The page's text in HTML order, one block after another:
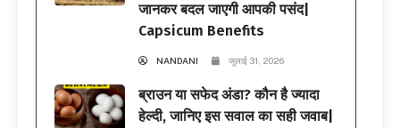
जानकर बदल जाएगी आपकी पसंद|
Capsicum Benefits
NANDANI जुलाई 31, 2026
ब्राउन या सफेद अंडा? कौन है ज्यादा
हेल्दी, जानिए इस सवाल का सही जवाब|